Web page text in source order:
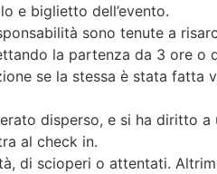
e biglietto dell’evento.
sono tenute a
la partenza da 3 ore o
se la stessa è stata fatta
disperso, e si ha diritto a
al check in.
di scioperi o attentati.